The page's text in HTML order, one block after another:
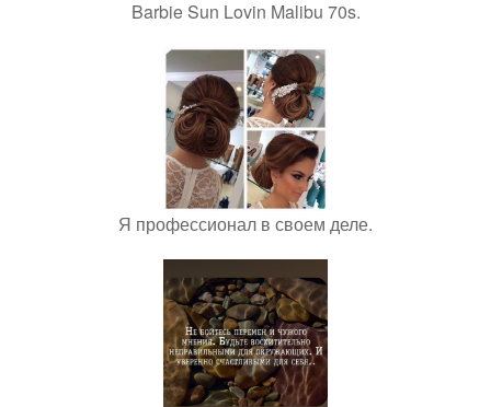
Barbie Sun Lovin Malibu 70s.
Я профессионал в своем деле.